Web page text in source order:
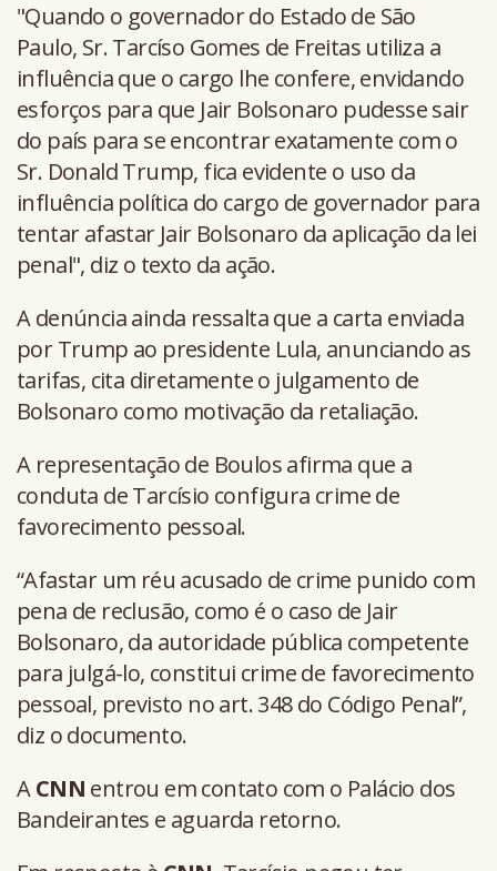
"Quando o governador do Estado de São
Paulo, Sr. Tarcíso Gomes de Freitas utiliza a
influência que o cargo lhe confere, envidando
esforços para que Jair Bolsonaro pudesse sair
do país para se encontrar exatamente com o
Sr. Donald Trump, fica evidente o uso da
influência política do cargo de governador para
tentar afastar Jair Bolsonaro da aplicação da lei
penal", diz o texto da ação.
A denúncia ainda ressalta que a carta enviada
por Trump ao presidente Lula, anunciando as
tarifas, cita diretamente o julgamento de
Bolsonaro como motivação da retaliação.
A representação de Boulos afirma que a
conduta de Tarcísio configura crime de
favorecimento pessoal.
“Afastar um réu acusado de crime punido com
pena de reclusão, como é o caso de Jair
Bolsonaro, da autoridade pública competente
para julgá-lo, constitui crime de favorecimento
pessoal, previsto no art. 348 do Código Penal”,
diz o documento.
ACNN entrou em contato com o Palácio dos
Bandeirantes e aguarda retorno.